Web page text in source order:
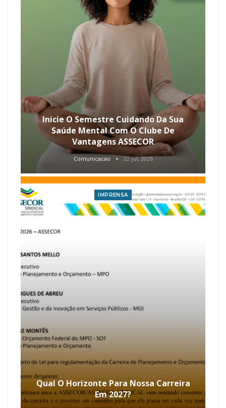
Inicie O Semestre Cuidando Da Sua
Saúde Mental Com O Clube De
Vantagens ASSECOR
Comunicacao 22 jul, 2026
IMPRENSA
Qual O Horizonte Para Nossa Carreira
Em 2027?